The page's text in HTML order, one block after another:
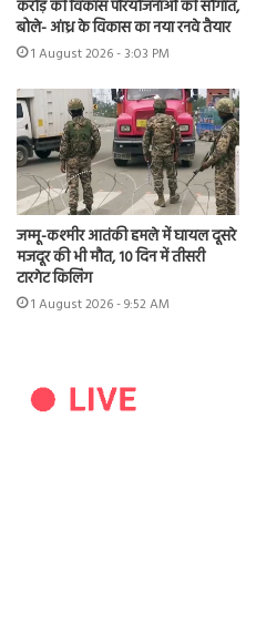
करोड़ की विकास परियोजनाओं की सौगात,
बोले- आंध्र के विकास का नया रनवे तैयार
1 August 2026 - 3:03 PM
जम्मू-कश्मीर आतंकी हमले में घायल दूसरे
मजदूर की भी मौत, 10 दिन में तीसरी
टारगेट किलिंग
1 August 2026 - 9:52 AM